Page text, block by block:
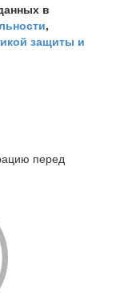
в
,
защиты и
перед